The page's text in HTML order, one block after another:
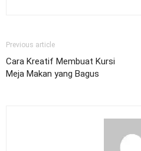
Previous article
Cara Kreatif Membuat Kursi
Meja Makan yang Bagus